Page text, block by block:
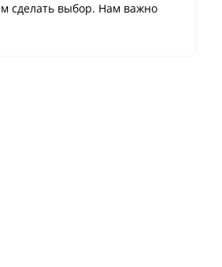
сделать выбор. Нам важно